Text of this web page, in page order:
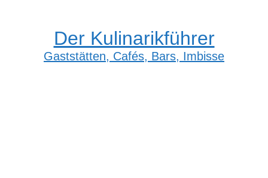
Der Kulinarikführer
Gaststätten, Cafés, Bars, Imbisse